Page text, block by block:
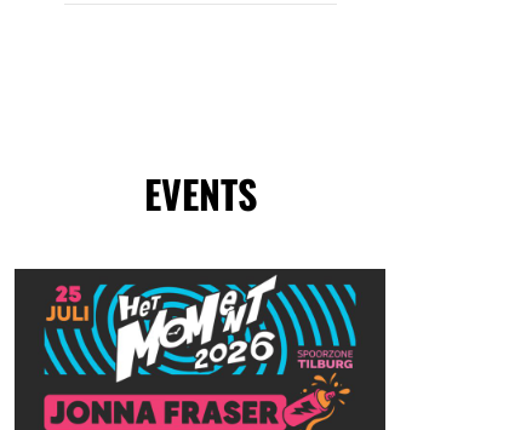
EVENTS